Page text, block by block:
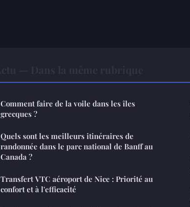
Comment faire de la voile dans les îles
grecques ?
Quels sont les meilleurs itinéraires de
randonnée dans le parc national de Banff au
Canada ?
Transfert VTC aéroport de Nice : Priorité au
confort et à l'efficacité